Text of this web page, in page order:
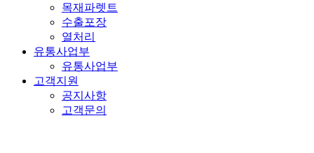
목재파렛트
수출포장
열처리
유통사업부
유통사업부
고객지원
공지사항
고객문의